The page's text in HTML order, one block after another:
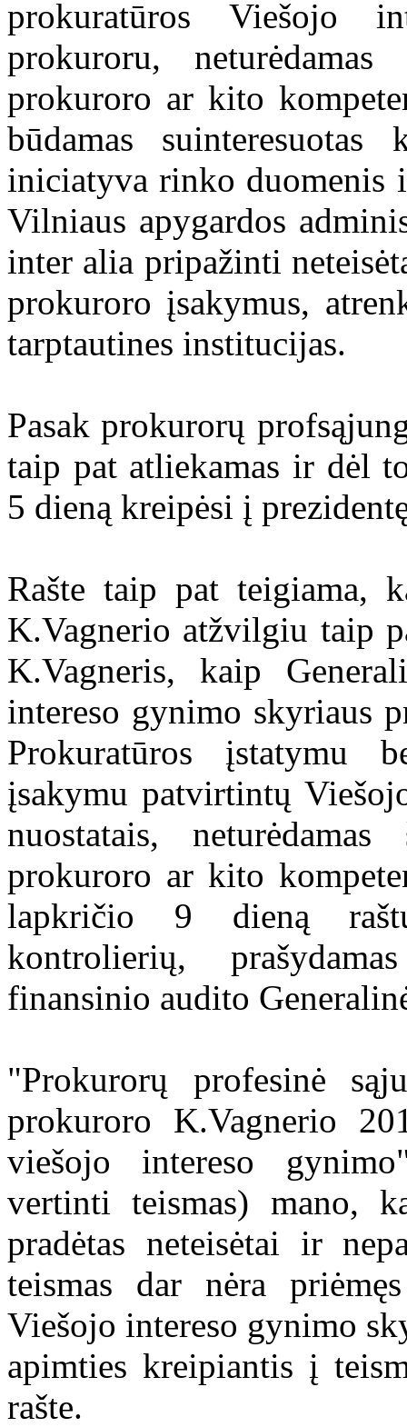
prokuratūros Viešojo
prokuroru,
prokuroro ar kito
būdamas
iniciatyva rinko duomenis
Vilniaus apygardos
inter alia pripažinti
prokuroro įsakymus,
tarptautines institucijas.
Pasak prokurorų
taip pat atliekamas ir dėl
5 dieną kreipėsi į
Rašte taip pat teigiama,
K.Vagnerio atžvilgiu taip
K.Vagneris, kaip
intereso gynimo skyriaus
Prokuratūros įstatymu
įsakymu patvirtintų
nuostatais,
prokuroro ar kito
lapkričio 9 dieną
kontrolierių,
finansinio audito
"Prokurorų profesinė
prokuroro K.Vagnerio
viešojo intereso
vertinti teismas) mano,
pradėtas neteisėtai ir
teismas dar nėra
Viešojo intereso gynimo
apimties kreipiantis į
rašte.